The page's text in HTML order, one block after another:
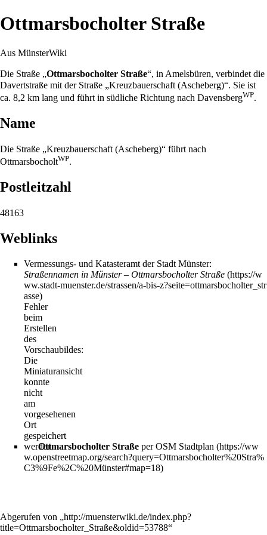
Ottmarsbocholter Straße
Aus MünsterWiki
Die Straße „Ottmarsbocholter Straße“, in Amelsbüren, verbindet die
Davertstraße mit der Straße „Kreuzbauerschaft (Ascheberg)“. Sie ist
ca. 8,2 km lang und führt in südliche Richtung nach DavensbergWP.
Name
Die Straße „Kreuzbauerschaft (Ascheberg)“ führt nach
OttmarsbocholtWP.
Postleitzahl
48163
Weblinks
Vermessungs- und Katasteramt der Stadt Münster:
Straßennamen in Münster – Ottmarsbocholter Straße
Fehler
beim
Erstellen
des
Vorschaubildes:
Die
Miniaturansicht
konnte
nicht
am
vorgesehenen
Ort
gespeichert
werdenOttmarsbocholter Straße per OSM Stadtplan
Abgerufen von „http://muensterwiki.de/index.php?
title=Ottmarsbocholter_Straße&oldid=53788“